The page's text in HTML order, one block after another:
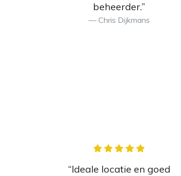
beheerder.”
Chris Dijkmans
“Ideale locatie en goed